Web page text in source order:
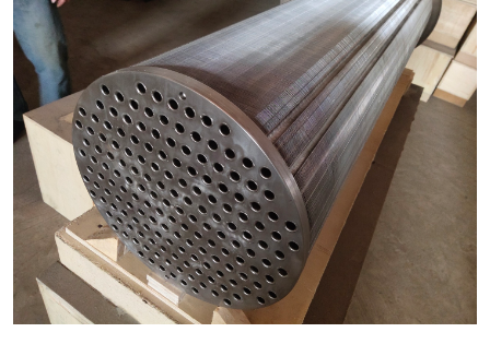
英格索兰COOPER离心机配件
微电脑控制器
复盛离心机零件
空气过滤器
冷却器
CAMERON空压机维修